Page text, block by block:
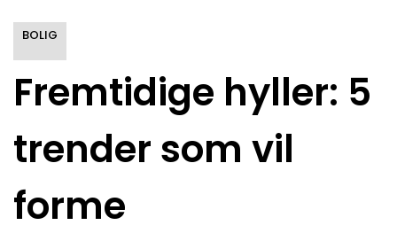
Fremtidige hyller: 5
trender som vil
forme
BOLIG